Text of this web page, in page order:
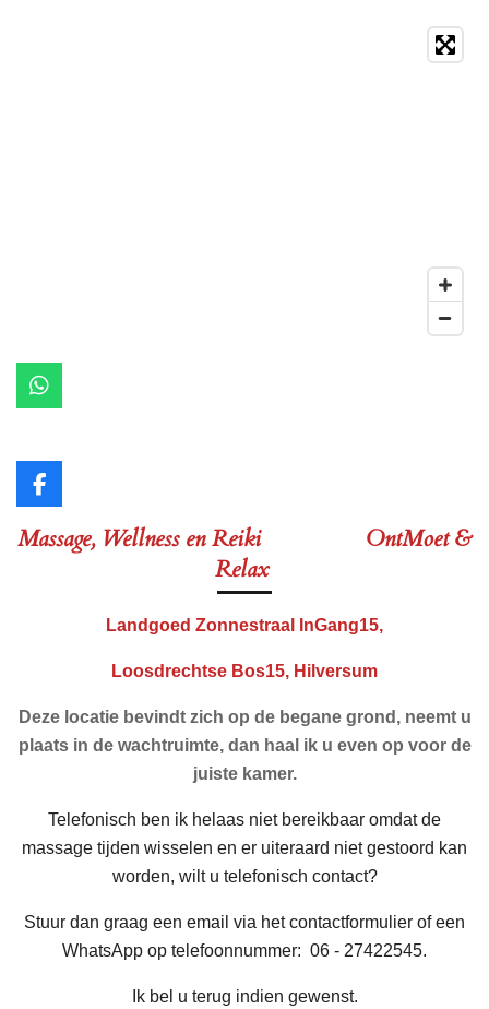
W
h
s
A
p
F
a
c
Massage, Wellness en Reiki OntMoet &
Relax
Landgoed Zonnestraal InGang15,
Loosdrechtse Bos15, Hilversum
Deze locatie bevindt zich op de begane grond, neemt u
plaats in de wachtruimte, dan haal ik u even op voor de
juiste kamer.
Telefonisch ben ik helaas niet bereikbaar omdat de
massage tijden wisselen en er uiteraard niet gestoord kan
worden, wilt u telefonisch contact?
Stuur dan graag een email via het contactformulier of een
WhatsApp op telefoonnummer: 06 - 27422545.
Ik bel u terug indien gewenst.